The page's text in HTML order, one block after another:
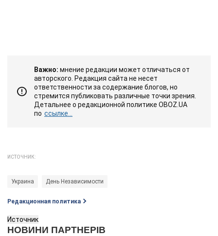
Важно: мнение редакции может отличаться от
авторского. Редакция сайта не несет
ответственности за содержание блогов, но
стремится публиковать различные точки зрения.
Детальнее о редакционной политике OBOZ.UA
по ссылке...
ИСТОЧНИК:
Украина День Независимости
Редакционная политика
Источник